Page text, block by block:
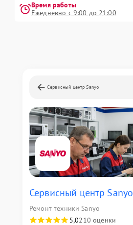
Время работы
Ежедневно с 9:00 до 21:00
Сервисный центр Sanyo
Сервисный центр Sanyo
Ремонт техники Sanyo
5,0210 оценки